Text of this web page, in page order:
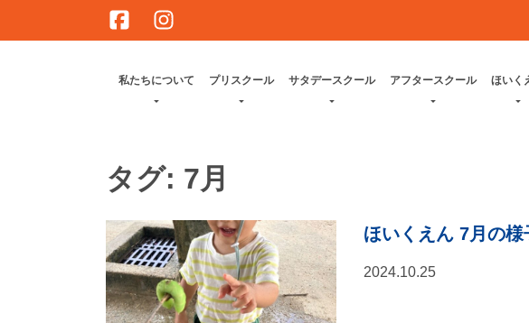
私たちについて プリスクール サタデースクール アフタースクール ほいく
タグ: 7月
ほいくえん 7月の
2024.10.25